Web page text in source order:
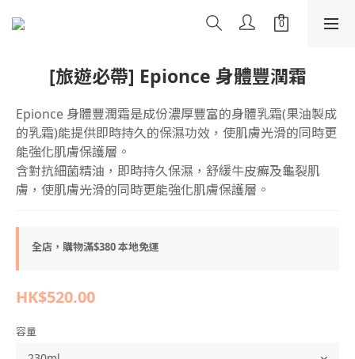
[旅遊必帶] Epionce 身體豐潤霜
Epionce 身體豐潤霜是成份濃厚豐富的身體乳霜(果油製成
的乳霜)能提供即時持久的保濕功效，使肌膚光滑的同時更
能強化肌膚保護層。
含對抗細菌精油，即時持久保濕，舒緩牛皮癬及龜裂肌
膚，使肌膚光滑的同時更能強化肌膚保護層。
全店，購物滿$380 本地免運
HK$520.00
容量